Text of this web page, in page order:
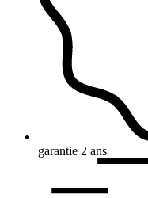
garantie 2 ans